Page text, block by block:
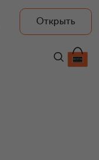
Открыть
99 750 ₽